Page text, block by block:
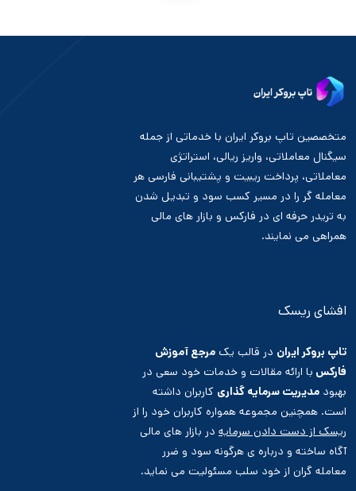
متخصصین تاپ بروکر ایران با خدماتی از جمله
سیگنال معاملاتی، واریز ریالی، استراتژی
معاملاتی، پرداخت ریبیت و پشتیبانی فارسی هر
معامله گر را در مسیر کسب سود و تبدیل شدن
به تریدر حرفه ای در فارکس و بازار های مالی
همراهی می نمایند.
افشای ریسک
تاپ بروکر ایران در قالب یک مرجع آموزش
فارکس با ارائه مقالات و خدمات خود سعی در
بهبود مدیریت سرمایه گذاری کاربران داشته
است. همچنین مجموعه همواره کاربران خود را از
ریسک از دست دادن سرمایه در بازار های مالی
آگاه ساخته و درباره ی هرگونه سود و ضرر
معامله گران از خود سلب مسئولیت می نماید.